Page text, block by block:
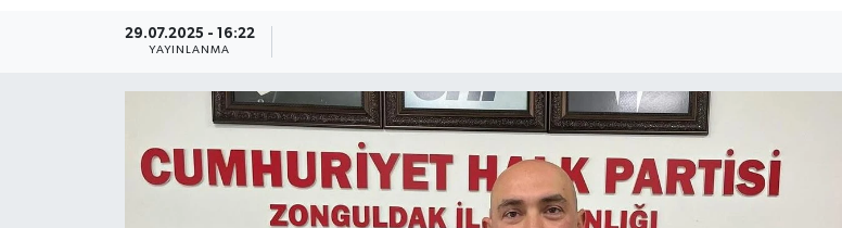
29.07.2025 - 16:22
YAYINLANMA
Gökçebey
Son Dakika Haberleri
Haber Arşivi